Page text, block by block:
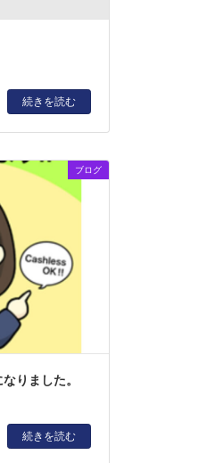
続きを読む
ブログ
りました。
続きを読む